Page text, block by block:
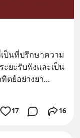
ป็นที่ปรึกษาความ
ยะรับฟังและเป็น
ตย์อย่างยา
17 16